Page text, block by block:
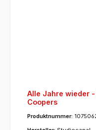
Alle Jahre wieder
Coopers
Produktnummer: